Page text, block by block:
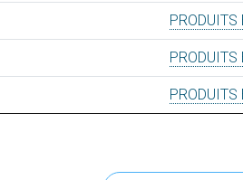
PRODUITS
PRODUITS
PRODUITS